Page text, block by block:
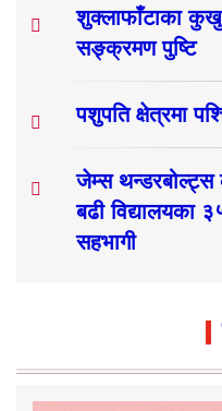
शुक्लाफाँटाका
सङ्क्रमण पुष्टि
पशुपति क्षेत्रमा
जेम्स
बढी विद्यालयका
सहभागी